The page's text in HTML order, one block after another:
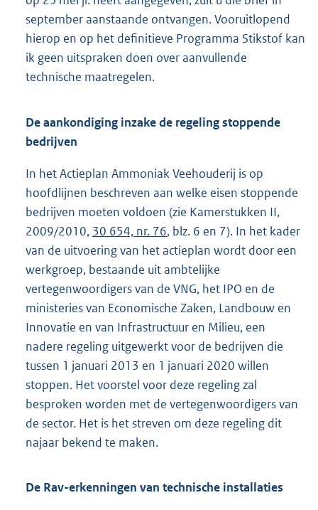
september aanstaande ontvangen. Vooruitlopend
hierop en op het definitieve Programma Stikstof kan
ik geen uitspraken doen over aanvullende
technische maatregelen.
De aankondiging inzake de regeling stoppende
bedrijven
In het Actieplan Ammoniak Veehouderij is op
hoofdlijnen beschreven aan welke eisen stoppende
bedrijven moeten voldoen (zie Kamerstukken II,
2009/2010, 30 654, nr. 76, blz. 6 en 7). In het kader
van de uitvoering van het actieplan wordt door een
werkgroep, bestaande uit ambtelijke
vertegenwoordigers van de VNG, het IPO en de
ministeries van Economische Zaken, Landbouw en
Innovatie en van Infrastructuur en Milieu, een
nadere regeling uitgewerkt voor de bedrijven die
tussen 1 januari 2013 en 1 januari 2020 willen
stoppen. Het voorstel voor deze regeling zal
besproken worden met de vertegenwoordigers van
de sector. Het is het streven om deze regeling dit
najaar bekend te maken.
De Rav-erkenningen van technische installaties